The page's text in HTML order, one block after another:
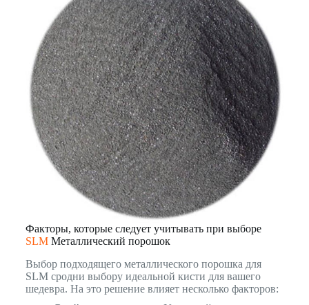
Факторы, которые следует учитывать при выборе
SLMМеталлический порошок
Выбор подходящего металлического порошка для
SLM сродни выбору идеальной кисти для вашего
шедевра. На это решение влияет несколько факторов: